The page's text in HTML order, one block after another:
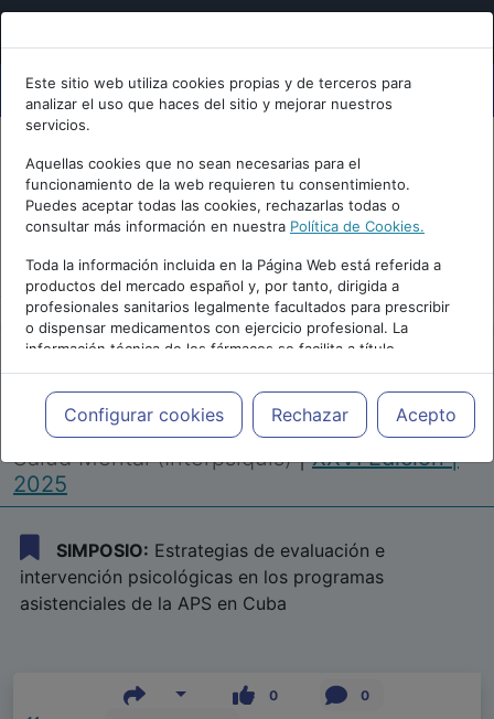
Este sitio web utiliza cookies propias y de terceros para
analizar el uso que haces del sitio y mejorar nuestros
servicios.
Aquellas cookies que no sean necesarias para el
funcionamiento de la web requieren tu consentimiento.
Puedes aceptar todas las cookies, rechazarlas todas o
consultar más información en nuestra Política de Cookies.
Toda la información incluida en la Página Web está referida a
productos del mercado español y, por tanto, dirigida a
profesionales sanitarios legalmente facultados para prescribir
o dispensar medicamentos con ejercicio profesional. La
información técnica de los fármacos se facilita a título
meramente informativo, siendo responsabilidad de los
profesionales facultados prescribir medicamentos y decidir, en
cada caso concreto, el tratamiento más adecuado a las
necesidades del paciente.
Configurar cookies Rechazar Acepto
Repositorio de Artículos |Congreso Virtual
Internacional de Psiquiatría, Psicología y
Salud Mental (Interpsiquis)|XXVI Edición |
2025
SIMPOSIO: Estrategias de evaluación e
intervención psicológicas en los programas
asistenciales de la APS en Cuba
0 0